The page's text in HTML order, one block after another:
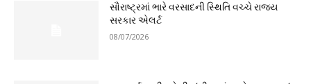
સૌરાષ્ટ્રમાં ભારે વરસાદની સ્થિતિ વચ્ચે રાજ્ય
સરકાર એલર્ટ
08/07/2026